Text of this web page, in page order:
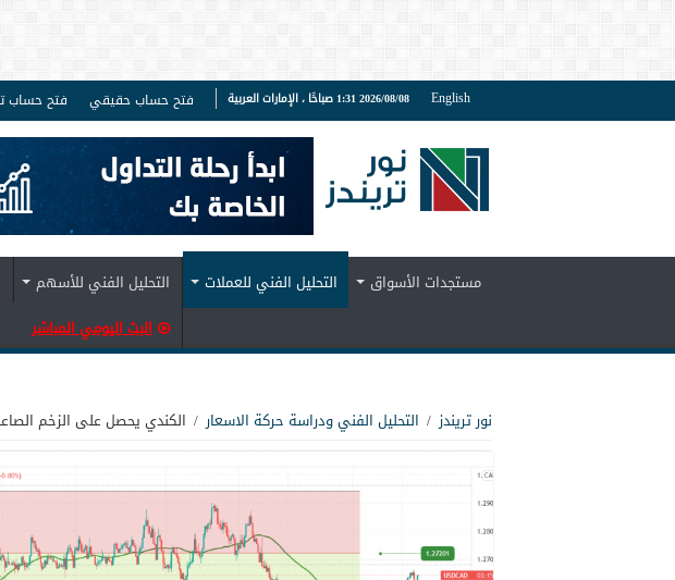
English 2026/08/08 1:31 صباحًا ، الإمارات العربية فتح حساب حقيقي فتح حساب
مستجدات الأسواق التحليل الفني للعملات التحليل الفني للأسهم
البث اليومي المباشر
نور تريندز / التحليل الفني ودراسة حركة الاسعار / الكندي يحصل على الزخم الصاعد